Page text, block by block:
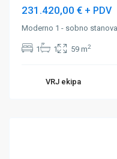
231.420,00 € + PDV
Moderno 1 - sobno
1 1 59 m2
VRJ ekipa